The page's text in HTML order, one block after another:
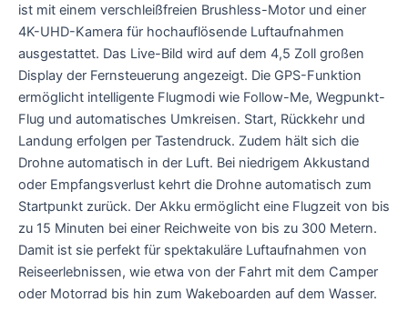
ist mit einem verschleißfreien Brushless-Motor und einer
4K-UHD-Kamera für hochauflösende Luftaufnahmen
ausgestattet. Das Live-Bild wird auf dem 4,5 Zoll großen
Display der Fernsteuerung angezeigt. Die GPS-Funktion
ermöglicht intelligente Flugmodi wie Follow-Me, Wegpunkt-
Flug und automatisches Umkreisen. Start, Rückkehr und
Landung erfolgen per Tastendruck. Zudem hält sich die
Drohne automatisch in der Luft. Bei niedrigem Akkustand
oder Empfangsverlust kehrt die Drohne automatisch zum
Startpunkt zurück. Der Akku ermöglicht eine Flugzeit von bis
zu 15 Minuten bei einer Reichweite von bis zu 300 Metern.
Damit ist sie perfekt für spektakuläre Luftaufnahmen von
Reiseerlebnissen, wie etwa von der Fahrt mit dem Camper
oder Motorrad bis hin zum Wakeboarden auf dem Wasser.